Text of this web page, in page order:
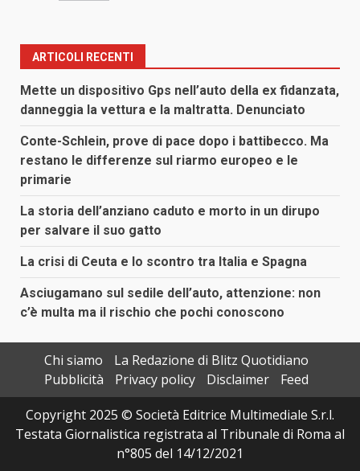
ARTICOLI RECENTI
Mette un dispositivo Gps nell’auto della ex fidanzata,
danneggia la vettura e la maltratta. Denunciato
Conte-Schlein, prove di pace dopo i battibecco. Ma
restano le differenze sul riarmo europeo e le
primarie
La storia dell’anziano caduto e morto in un dirupo
per salvare il suo gatto
La crisi di Ceuta e lo scontro tra Italia e Spagna
Asciugamano sul sedile dell’auto, attenzione: non
c’è multa ma il rischio che pochi conoscono
Chi siamo
La Redazione di Blitz Quotidiano
Pubblicità
Privacy policy Disclaimer
Feed
Copyright 2025 © Società Editrice Multimediale S.r.l.
Testata Giornalistica registrata al Tribunale di Roma al
n°805 del 14/12/2021